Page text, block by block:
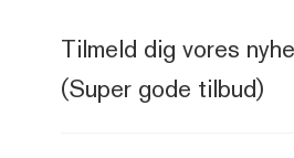
Tilmeld dig vores
(Super gode tilbud)